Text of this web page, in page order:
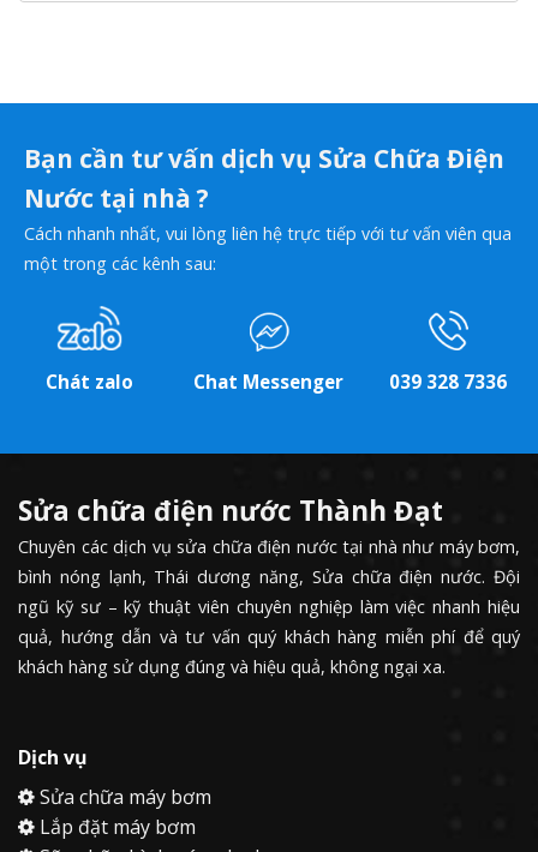
Bạn cần tư vấn dịch vụ Sửa Chữa Điện
Nước tại nhà ?
Cách nhanh nhất, vui lòng liên hệ trực tiếp với tư vấn viên qua
một trong các kênh sau:
Chát zalo Chat Messenger 039 328 7336
Sửa chữa điện nước Thành Đạt
Chuyên các dịch vụ sửa chữa điện nước tại nhà như máy bơm,
bình nóng lạnh, Thái dương năng, Sửa chữa điện nước. Đội
ngũ kỹ sư – kỹ thuật viên chuyên nghiệp làm việc nhanh hiệu
quả, hướng dẫn và tư vấn quý khách hàng miễn phí để quý
khách hàng sử dụng đúng và hiệu quả, không ngại xa.
Dịch vụ
Sửa chữa máy bơm
Lắp đặt máy bơm